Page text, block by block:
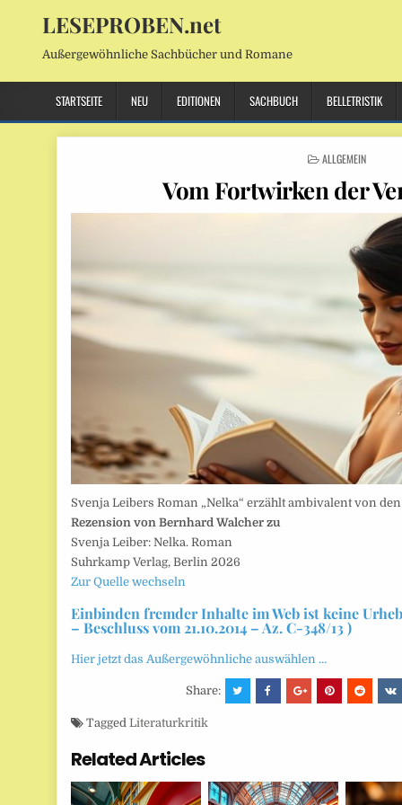
LESEPROBEN.net
Außergewöhnliche Sachbücher und Romane
STARTSEITE NEU EDITIONEN SACHBUCH BELLETRISTIK
POSTED
ALLGEMEIN
Vom Fortwirken der
Svenja Leibers Roman „Nelka“ erzählt ambivalent von
Rezension von Bernhard Walcher zu
Svenja Leiber: Nelka. Roman
Suhrkamp Verlag, Berlin 2026
Zur Quelle wechseln
Einbinden fremder Inhalte im Web ist keine
– Beschluss vom 21.10.2014 – Az. C-348/13 )
Hier jetzt das Außergewöhnliche auswählen …
Share:
TaggedLiteraturkritik
Related Articles